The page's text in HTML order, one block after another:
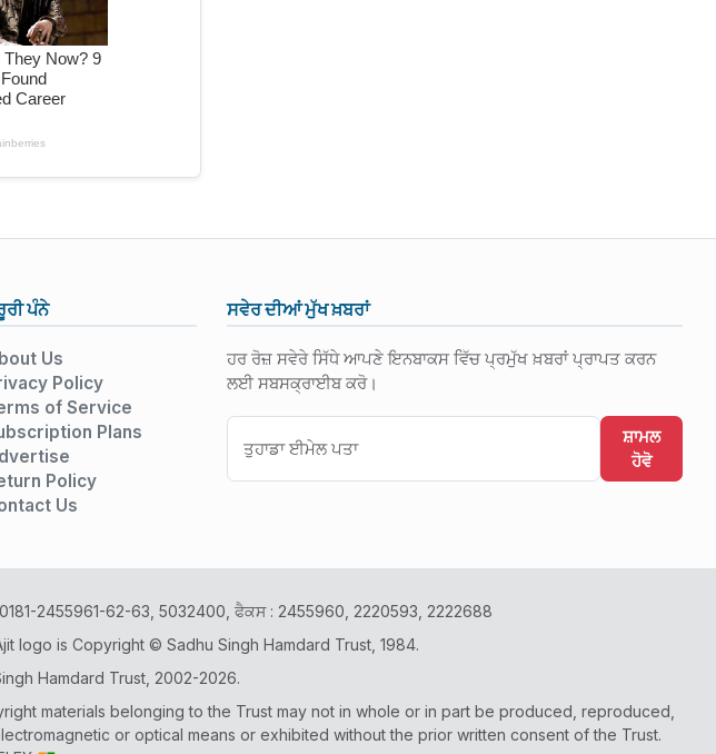
ਪੰਨੇ
Us
Policy
of Service
Plans
Policy
Us
ਸਵੇਰ ਦੀਆਂ ਮੁੱਖ ਖ਼ਬਰਾਂ
ਹਰ ਰੋਜ਼ ਸਵੇਰੇ ਸਿੱਧੇ ਆਪਣੇ ਇਨਬਾਕਸ ਵਿੱਚ ਪ੍ਰਮੁੱਖ ਖ਼ਬਰਾਂ ਪ੍ਰਾਪਤ ਕਰਨ
ਲਈ ਸਬਸਕ੍ਰਾਈਬ ਕਰੋ।
ਸ਼ਾਮਲ
ਹੋਵੋ
2455961-62-63, 5032400, ਫੈਕਸ : 2455960, 2220593, 2222688
logo is Copyright © Sadhu Singh Hamdard Trust, 1984.
Hamdard Trust, 2002-2026.
materials belonging to the Trust may not in whole or in part be produced, reproduced,
or optical means or exhibited without the prior written consent of the Trust.